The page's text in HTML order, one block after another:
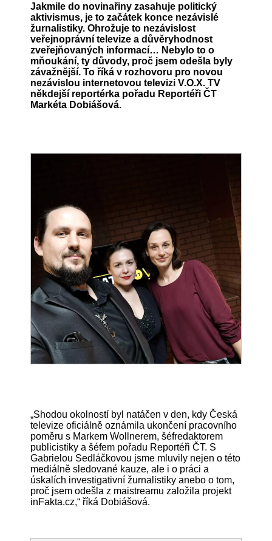
Jakmile do novinařiny zasahuje politický
aktivismus, je to začátek konce nezávislé
žurnalistiky. Ohrožuje to nezávislost
veřejnoprávní televize a důvěryhodnost
zveřejňovaných informací… Nebylo to o
mňoukání, ty důvody, proč jsem odešla byly
závažnější. To říká v rozhovoru pro novou
nezávislou internetovou televizi V.O.X. TV
někdejší reportérka pořadu Reportéři ČT
Markéta Dobiášová.
„Shodou okolností byl natáčen v den, kdy Česká
televize oficiálně oznámila ukončení pracovního
poměru s Markem Wollnerem, šéfredaktorem
publicistiky a šéfem pořadu Reportéři ČT. S
Gabrielou Sedláčkovou jsme mluvily nejen o této
mediálně sledované kauze, ale i o práci a
úskalích investigativní žurnalistiky anebo o tom,
proč jsem odešla z maistreamu založila projekt
inFakta.cz,“ říká Dobiášová.